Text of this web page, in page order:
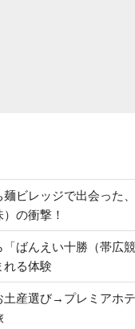
麺ビレッジで出会った
）の衝撃！
ばんえい十勝（帯広
れる体験
土産選び→プレミアホ